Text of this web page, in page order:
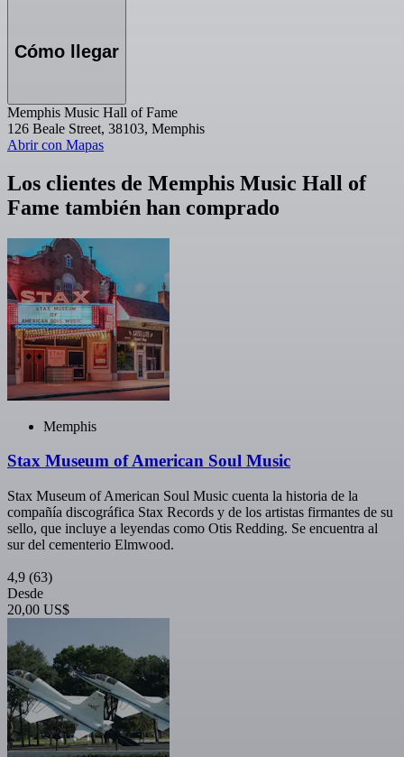
Cómo llegar
Memphis Music Hall of Fame
126 Beale Street, 38103, Memphis
Abrir con Mapas
Los clientes de Memphis Music Hall of
Fame también han comprado
Memphis
Stax Museum of American Soul Music
Stax Museum of American Soul Music cuenta la historia de la
compañía discográfica Stax Records y de los artistas firmantes de su
sello, que incluye a leyendas como Otis Redding. Se encuentra al
sur del cementerio Elmwood.
4,9 (63)
Desde
20,00 US$